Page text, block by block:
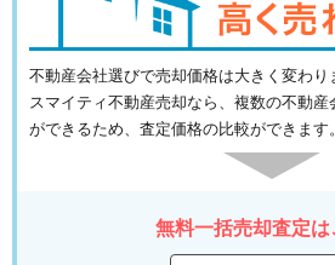
不動産会社選びで売却価格は大きく変わり
スマイティ不動産売却なら、複数の不動
ができるため、査定価格の比較ができます。
無料一括売却査定は